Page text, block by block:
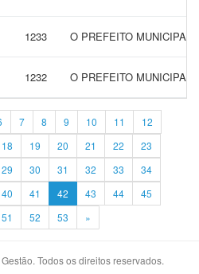
1233 O PREFEITO MUNICIPAL
1232 O PREFEITO MUNICIPAL
7 8 9 10 11
12
18 19 20 21 22
23
29 30 31 32 33
34
40 41 42 43 44
45
51 52 53 »
Todos os direitos reservados.